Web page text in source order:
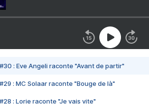
#30 : Eve Angeli raconte "Avant de partir"
#29 : MC Solaar raconte "Bouge de là"
#28 : Lorie raconte "Je vais vite"